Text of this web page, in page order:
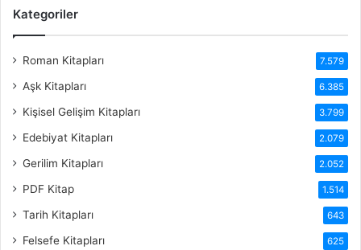
Kategoriler
Roman Kitapları 7.579
Aşk Kitapları 6.385
Kişisel Gelişim Kitapları 3.799
Edebiyat Kitapları 2.079
Gerilim Kitapları 2.052
PDF Kitap 1.514
Tarih Kitapları 643
Felsefe Kitapları 625